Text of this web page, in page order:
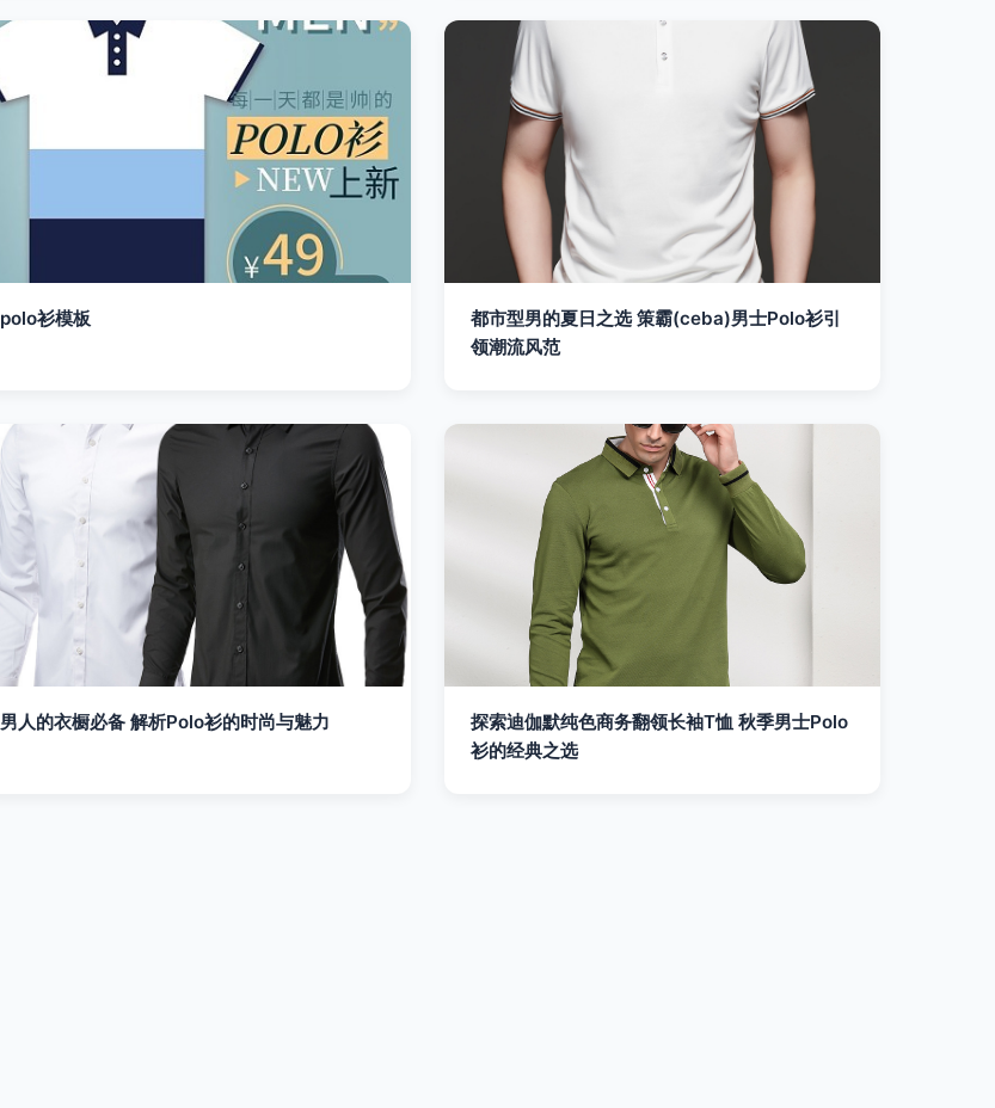
polo衫模板
都市型男的夏日之选 策霸(ceba)男士Polo衫引
领潮流风范
男人的衣橱必备 解析Polo衫的时尚与魅力
探索迪伽默纯色商务翻领长袖T恤 秋季男士Polo
衫的经典之选